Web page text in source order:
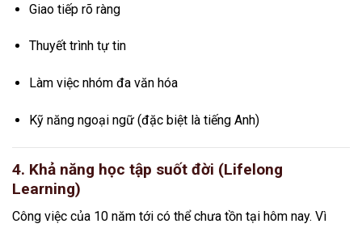
Giao tiếp rõ ràng
Thuyết trình tự tin
Làm việc nhóm đa văn hóa
Kỹ năng ngoại ngữ (đặc biệt là tiếng Anh)
4. Khả năng học tập suốt đời (Lifelong
Learning)
Công việc của 10 năm tới có thể chưa tồn tại hôm nay. Vì